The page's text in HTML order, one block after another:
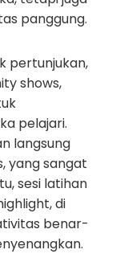
panggung.
pertunjukan,
shows,
pelajari.
langsung
yang sangat
sesi latihan
di
benar-